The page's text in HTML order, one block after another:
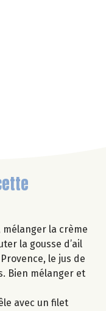
mélanger la crème
la gousse d’ail
le jus de
Bien mélanger et
avec un filet